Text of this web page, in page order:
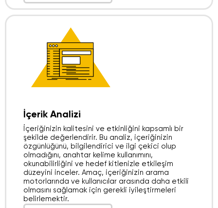
İçerik Analizi​
İçeriğinizin kalitesini ve etkinliğini kapsamlı bir
şekilde değerlendirir. Bu analiz, içeriğinizin
özgünlüğünü, bilgilendirici ve ilgi çekici olup
olmadığını, anahtar kelime kullanımını,
okunabilirliğini ve hedef kitlenizle etkileşim
düzeyini inceler. Amaç, içeriğinizin arama
motorlarında ve kullanıcılar arasında daha etkili
olmasını sağlamak için gerekli iyileştirmeleri
belirlemektir.